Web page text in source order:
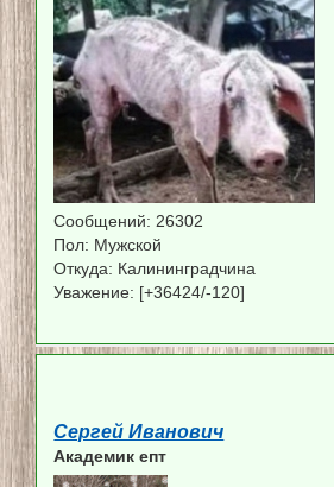
Сообщений: 26302
Пол: Мужской
Откуда: Калининградчина
Уважение: [+36424/-120]
Сергей Иванович
Академик епт